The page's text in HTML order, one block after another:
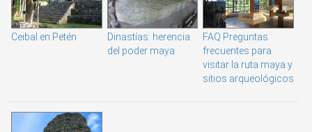
Ceibal en Petén
Dinastías: herencia
del poder maya
FAQ Preguntas
frecuentes para
visitar la ruta maya y
sitios arqueológicos